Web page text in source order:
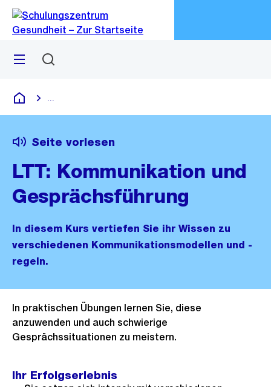
Navigation
Sprunglink
Menü
Schulungszentrum Gesundheit
Seite vorlesen
LTT: Kommunikation und
Gesprächsführung
In diesem Kurs vertiefen Sie ihr Wissen zu
verschiedenen Kommunikationsmodellen und -
regeln.
In praktischen Übungen lernen Sie, diese
anzuwenden und auch schwierige
Gesprächssituationen zu meistern.
Ihr Erfolgserlebnis